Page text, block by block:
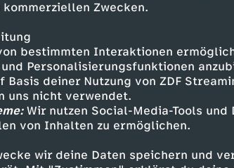
Zwecken.
bestimmten Interaktionen
Personalisierungsfunktionen
deiner Nutzung von ZDF
uns nicht verwendet.
Wir nutzen Social-Media-Tools und
von Inhalten zu ermöglichen.
wir deine Daten speichern und
informativ
Untertitel
logo!